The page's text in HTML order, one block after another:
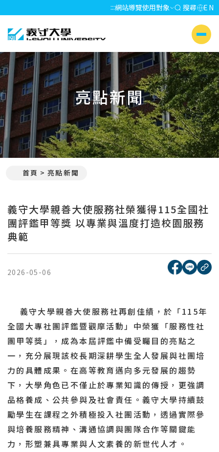
:::網站導覽使用對象 搜尋 EN
義守大學 I-SHOU UNIVERSITY
側選單
亮點新聞
首頁 亮點新聞
義守大學親善大使服務社榮獲得115全國社
團評鑑甲等獎 以專業與溫度打造校園服務
典範
2026-05-06
[另開新
[另開
複
義守大學親善大使服務社再創佳績，於「115年
全國大專社團評鑑暨觀摩活動」中榮獲「服務性社
團甲等獎」，成為本屆評鑑中備受矚目的亮點之
一，充分展現該校長期深耕學生全人發展與社團培
力的具體成果。在高等教育邁向多元發展的趨勢
下，大學角色已不僅止於專業知識的傳授，更強調
品格養成、公共參與及社會責任。義守大學持續鼓
勵學生在課程之外積極投入社團活動，透過實際參
與培養服務精神、溝通協調與團隊合作等關鍵能
力，形塑兼具專業與人文素養的新世代人才。